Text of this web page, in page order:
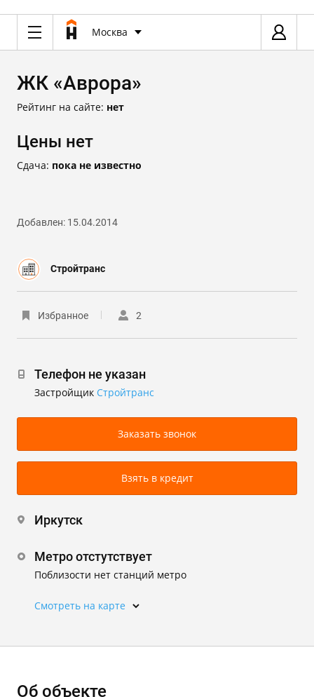
Москва
ЖК «Аврора»
Рейтинг на сайте: нет
Цены нет
Сдача: пока не известно
Добавлен: 15.04.2014
Стройтранс
Избранное 2
Телефон не указан
Застройщик Стройтранс
Заказать звонок
Взять в кредит
Иркутск
Метро отстутствует
Поблизости нет станций метро
Смотреть на карте
Об объекте